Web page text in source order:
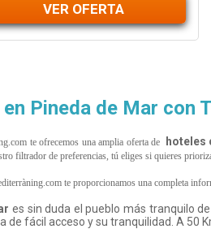
VER OFERTA
Pineda de Mar con
te ofrecemos una amplia oferta de hoteles
filtrador de preferencias, tú eliges si quieres
te proporcionamos una completa
es sin duda el pueblo más tranquilo
de fácil acceso y su tranquilidad. A 50